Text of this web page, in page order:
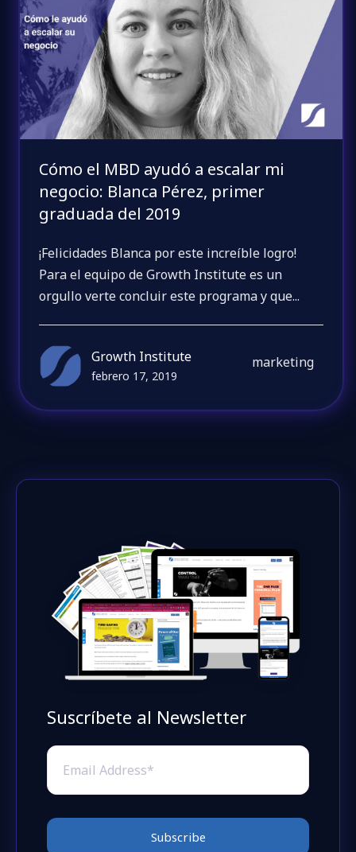
Cómo el MBD ayudó a escalar mi
negocio: Blanca Pérez, primer
graduada del 2019
¡Felicidades Blanca por este increíble logro!
Para el equipo de Growth Institute es un
orgullo verte concluir este programa y que...
Growth Institute
febrero 17, 2019
marketing
Suscríbete al Newsletter